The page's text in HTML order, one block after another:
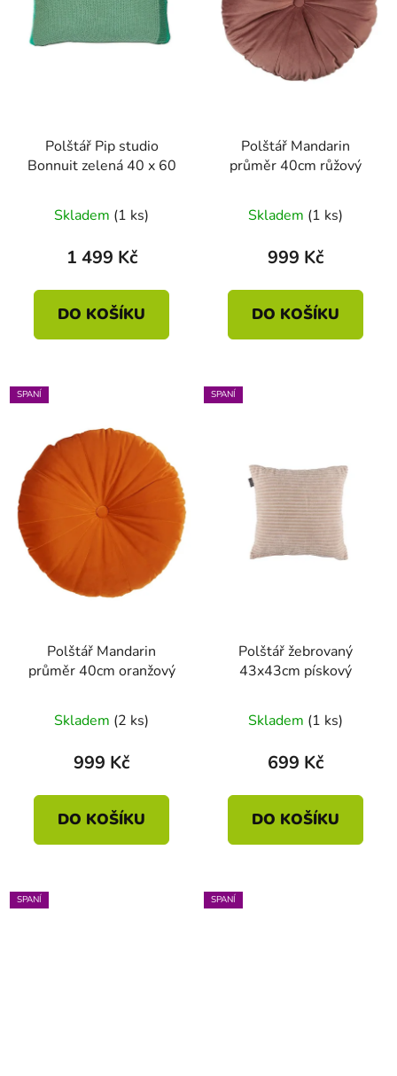
Polštář Pip studio
Bonnuit zelená 40 x 60
Skladem (1 ks)
1 499 Kč
DO KOŠÍKU
Polštář Mandarin
průměr 40cm růžový
Skladem (1 ks)
999 Kč
DO KOŠÍKU
SPANÍ
Polštář Mandarin
průměr 40cm oranžový
Skladem (2 ks)
999 Kč
DO KOŠÍKU
SPANÍ
Polštář žebrovaný
43x43cm pískový
Skladem (1 ks)
699 Kč
DO KOŠÍKU
SPANÍ SPANÍ